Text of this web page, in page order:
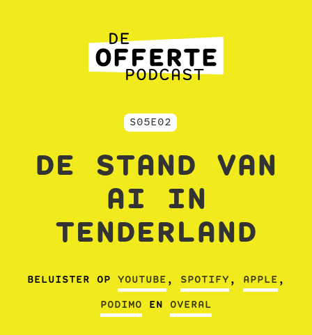
S05E02
DE STAND VAN
AI IN
TENDERLAND
BELUISTER OP YOUTUBE , SPOTIFY , APPLE ,
PODIMO EN OVERAL